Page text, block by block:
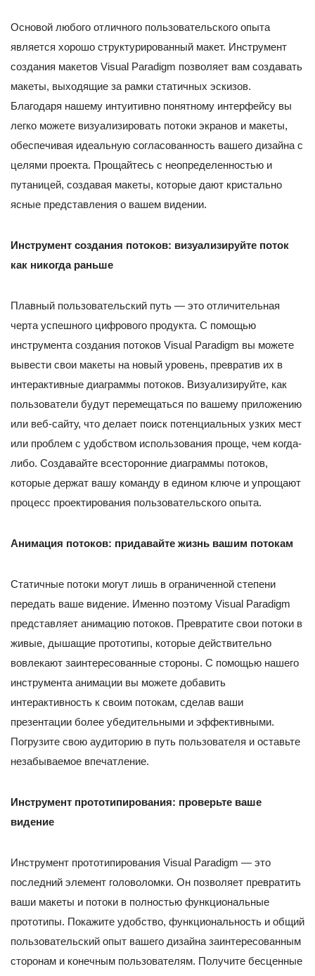
Основой любого отличного пользовательского опыта
является хорошо структурированный макет. Инструмент
создания макетов Visual Paradigm позволяет вам создавать
макеты, выходящие за рамки статичных эскизов.
Благодаря нашему интуитивно понятному интерфейсу вы
легко можете визуализировать потоки экранов и макеты,
обеспечивая идеальную согласованность вашего дизайна с
целями проекта. Прощайтесь с неопределенностью и
путаницей, создавая макеты, которые дают кристально
ясные представления о вашем видении.
Инструмент создания потоков: визуализируйте поток
как никогда раньше
Плавный пользовательский путь — это отличительная
черта успешного цифрового продукта. С помощью
инструмента создания потоков Visual Paradigm вы можете
вывести свои макеты на новый уровень, превратив их в
интерактивные диаграммы потоков. Визуализируйте, как
пользователи будут перемещаться по вашему приложению
или веб-сайту, что делает поиск потенциальных узких мест
или проблем с удобством использования проще, чем когда-
либо. Создавайте всесторонние диаграммы потоков,
которые держат вашу команду в едином ключе и упрощают
процесс проектирования пользовательского опыта.
Анимация потоков: придавайте жизнь вашим потокам
Статичные потоки могут лишь в ограниченной степени
передать ваше видение. Именно поэтому Visual Paradigm
представляет анимацию потоков. Превратите свои потоки в
живые, дышащие прототипы, которые действительно
вовлекают заинтересованные стороны. С помощью нашего
инструмента анимации вы можете добавить
интерактивность к своим потокам, сделав ваши
презентации более убедительными и эффективными.
Погрузите свою аудиторию в путь пользователя и оставьте
незабываемое впечатление.
Инструмент прототипирования: проверьте ваше
видение
Инструмент прототипирования Visual Paradigm — это
последний элемент головоломки. Он позволяет превратить
ваши макеты и потоки в полностью функциональные
прототипы. Покажите удобство, функциональность и общий
пользовательский опыт вашего дизайна заинтересованным
сторонам и конечным пользователям. Получите бесценные